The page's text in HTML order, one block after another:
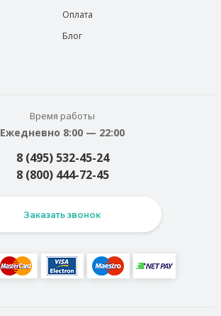
Оплата
Блог
Время работы
Ежедневно 8:00 — 22:00
8 (495) 532-45-24
8 (800) 444-72-45
Заказать звонок